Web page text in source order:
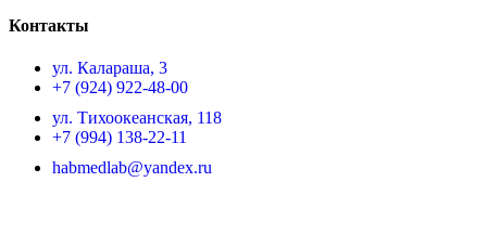
Контакты
ул. ​Калараша, 3
+7 (924) 922-48-00
ул. ​Тихоокеанская, 118
+7 (994) 138-22-11
habmedlab@yandex.ru